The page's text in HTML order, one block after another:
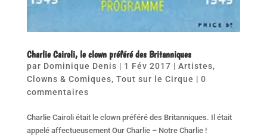
Charlie Cairoli, le clown préféré des Britanniques
par Dominique Denis | 1 Fév 2017 | Artistes,
Clowns & Comiques, Tout sur le Cirque | 0
commentaires
Charlie Cairoli était le clown préféré des Britanniques. Il était
appelé affectueusement Our Charlie – Notre Charlie !